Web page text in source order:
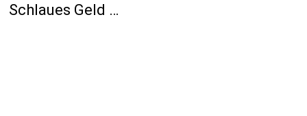
Schlaues Geld …